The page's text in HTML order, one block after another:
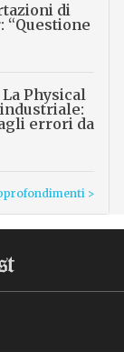
di
Physical
errori da
>